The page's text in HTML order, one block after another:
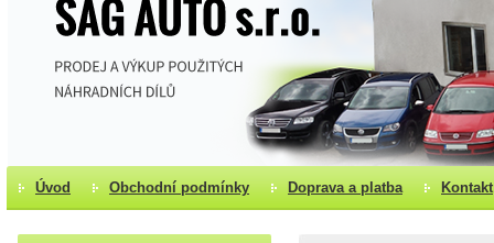
Úvod Obchodní podmínky Doprava a platba Kontakt